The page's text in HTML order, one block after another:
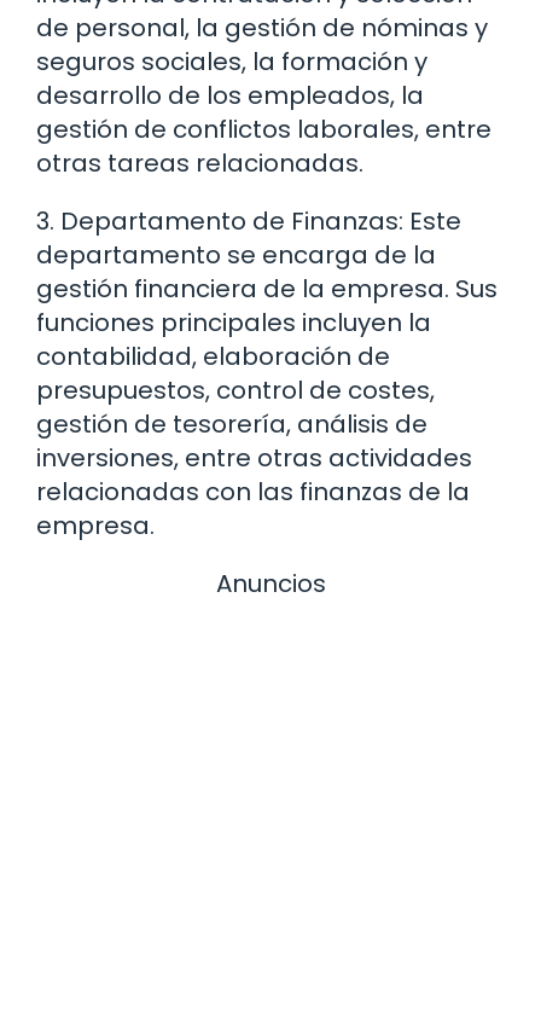
de personal, la gestión de nóminas y
seguros sociales, la formación y
desarrollo de los empleados, la
gestión de conflictos laborales, entre
otras tareas relacionadas.
3. Departamento de Finanzas: Este
departamento se encarga de la
gestión financiera de la empresa. Sus
funciones principales incluyen la
contabilidad, elaboración de
presupuestos, control de costes,
gestión de tesorería, análisis de
inversiones, entre otras actividades
relacionadas con las finanzas de la
empresa.
Anuncios